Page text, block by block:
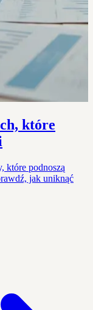
które
które podnoszą
jak uniknąć